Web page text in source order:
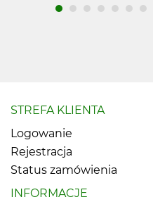
STREFA KLIENTA
Logowanie
Rejestracja
Status zamówienia
INFORMACJE